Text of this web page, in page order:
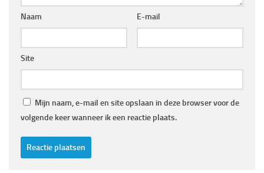
Naam E-mail
Site
Mijn naam, e-mail en site opslaan in deze browser voor de
volgende keer wanneer ik een reactie plaats.